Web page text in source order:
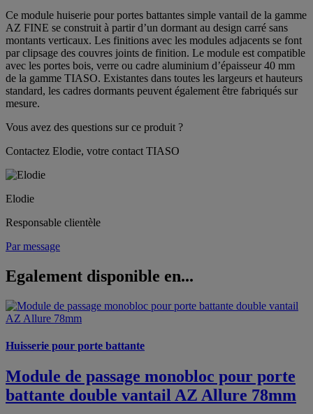
Ce module huiserie pour portes battantes simple vantail de la gamme
AZ FINE se construit à partir d’un dormant au design carré sans
montants verticaux. Les finitions avec les modules adjacents se font
par clipsage des couvres joints de finition. Le module est compatible
avec les portes bois, verre ou cadre aluminium d’épaisseur 40 mm
de la gamme TIASO. Existantes dans toutes les largeurs et hauteurs
standard, les cadres dormants peuvent également être fabriqués sur
mesure.
Vous avez des questions sur ce produit ?
Contactez Elodie, votre contact TIASO
Elodie
Responsable clientèle
Par message
Egalement disponible en...
Huisserie pour porte battante
Module de passage monobloc pour porte
battante double vantail AZ Allure 78mm